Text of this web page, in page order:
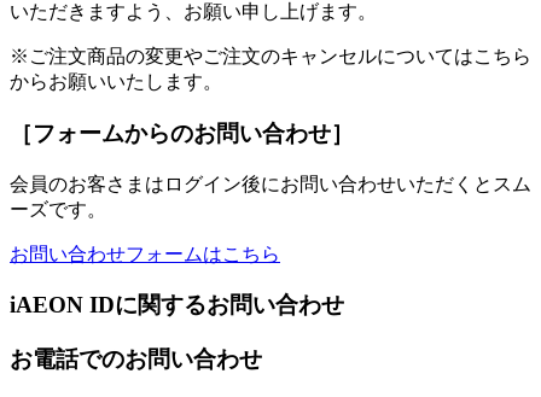
いただきますよう、お願い申し上げます。
※ご注文商品の変更やご注文のキャンセルについてはこちら
からお願いいたします。
［フォームからのお問い合わせ］
会員のお客さまはログイン後にお問い合わせいただくとスム
ーズです。
お問い合わせフォームはこちら
iAEON IDに関するお問い合わせ
お電話でのお問い合わせ